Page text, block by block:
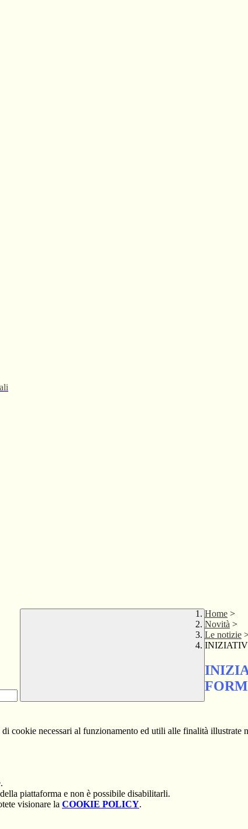
Home >
Novità >
Le notizie
cookie necessari al funzionamento ed utili alle finalità illustrate
piattaforma e non è possibile disabilitarli.
visionare la COOKIE POLICY.